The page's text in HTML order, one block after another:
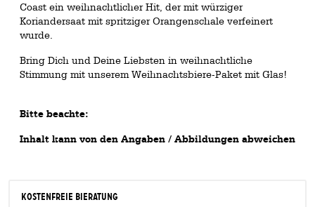
Coast ein weihnachtlicher Hit, der mit würziger
Koriandersaat mit spritziger Orangenschale verfeinert
wurde.
Bring Dich und Deine Liebsten in weihnachtliche
Stimmung mit unserem Weihnachtsbiere-Paket mit Glas!
Bitte beachte:
Inhalt kann von den Angaben / Abbildungen abweichen
KOSTENFREIE BIERATUNG